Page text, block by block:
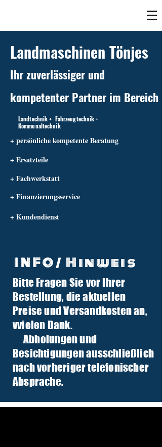
Landmaschinen Tönjes
Ihr zuverlässiger und
kompetenter Partner im Bereich
Landtechnik + Fahrzeugtechnik +
Kommunaltechnik
+ persönliche kompetente Beratung
+ Ersatzteile
+ Fachwerkstatt
+ Finanzierungsservice
+ Kundendienst
info@tuber-traktor.de
+49 (0) 4406-9568797
INFO/ Hinweis
Bitte Fragen Sie vor Ihrer
Bestellung, die aktuellen
Preise und Versandkosten an,
vvielen Dank.
Abholungen und
Besichtigungen ausschließlich
nach vorheriger telefonischer
Absprache.